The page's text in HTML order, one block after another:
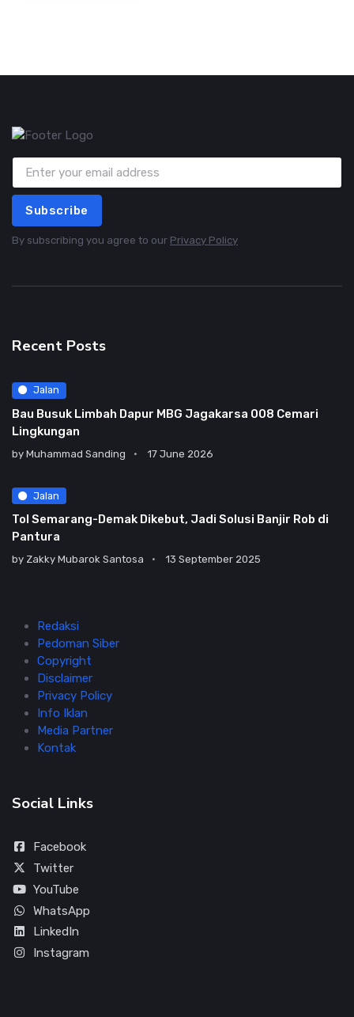
Subscribe
By subscribing you agree to our Privacy Policy
Recent Posts
Jalan
Bau Busuk Limbah Dapur MBG Jagakarsa 008 Cemari
Lingkungan
by Muhammad Sanding 17 June 2026
Jalan
Tol Semarang-Demak Dikebut, Jadi Solusi Banjir Rob di
Pantura
by Zakky Mubarok Santosa 13 September 2025
Redaksi
Pedoman Siber
Copyright
Disclaimer
Privacy Policy
Info Iklan
Media Partner
Kontak
Social Links
Facebook
Twitter
YouTube
WhatsApp
LinkedIn
Instagram